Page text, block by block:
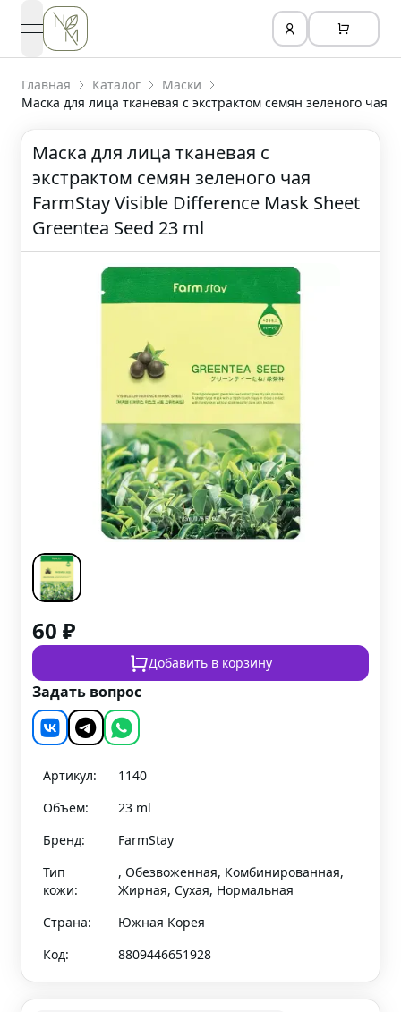
open navigation menu
Главная Каталог
Маски
Маска для лица тканевая с экстрактом семян зеленого чая
Маска для лица тканевая с
экстрактом семян зеленого чая
FarmStay Visible Difference Mask Sheet
Greentea Seed 23 ml
Артикул:
1140
Объем:
23 ml
Бренд:
FarmStay
Тип
кожи:
, Обезвоженная, Комбинированная,
Жирная, Сухая, Нормальная
Страна:
Южная Корея
Код:
8809446651928
60 ₽
Добавить в корзину
Задать вопрос